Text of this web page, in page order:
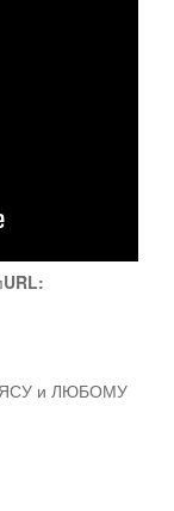
URL:
и ЛЮБОМУ